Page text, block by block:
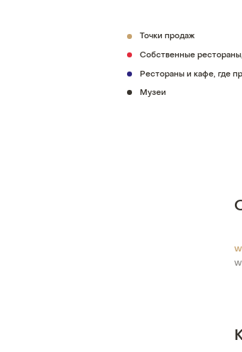
Точки продаж
Собственные
Рестораны и кафе, где
Музеи